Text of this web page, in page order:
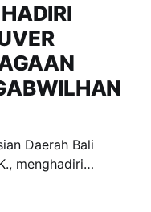
Daerah Bali
menghadiri
(LKO)